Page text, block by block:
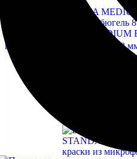
BELLUCCI LANNA MEDIUM
полиамида (180 мм, бюгель 8